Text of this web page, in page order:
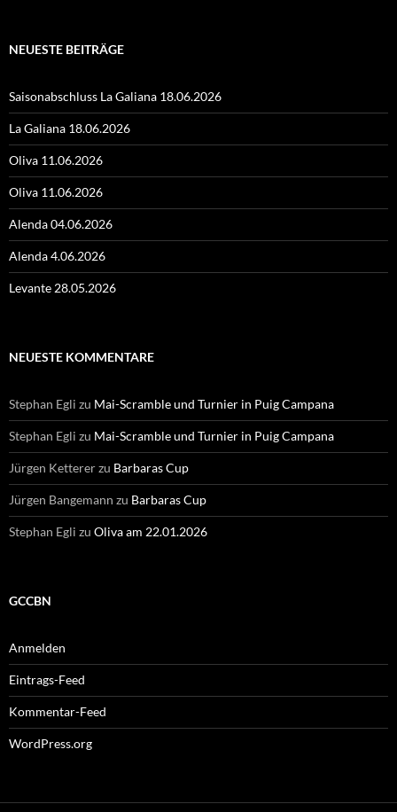
NEUESTE BEITRÄGE
Saisonabschluss La Galiana 18.06.2026
La Galiana 18.06.2026
Oliva 11.06.2026
Oliva 11.06.2026
Alenda 04.06.2026
Alenda 4.06.2026
Levante 28.05.2026
NEUESTE KOMMENTARE
Stephan Egli zu Mai-Scramble und Turnier in Puig Campana
Stephan Egli zu Mai-Scramble und Turnier in Puig Campana
Jürgen Kettererzu Barbaras Cup
Jürgen Bangemann zu Barbaras Cup
Stephan Egli zu Oliva am 22.01.2026
GCCBN
Anmelden
Eintrags-Feed
Kommentar-Feed
WordPress.org